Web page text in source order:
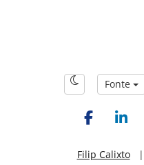
Fonte
Filip Calixto